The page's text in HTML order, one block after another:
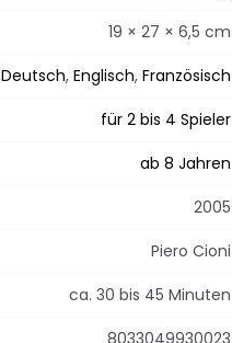
19 × 27 × 6,5 cm
Deutsch, Englisch, Französisch
für 2 bis 4 Spieler
ab 8 Jahren
2005
Piero Cioni
ca. 30 bis 45 Minuten
8033049930023